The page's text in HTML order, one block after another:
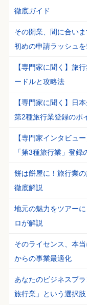
徹底ガイド
その開業、間に合い
初めの申請ラッシュ
【専門家に聞く】旅
ードルと攻略法
【専門家に聞く】日
第2種旅行業登録のポ
【専門家インタビュ
「第3種旅行業」登録
餅は餅屋に！旅行業
徹底解説
地元の魅力をツアー
ロが解説
そのライセンス、本
からの事業最適化
あなたのビジネスプ
旅行業」という選択肢